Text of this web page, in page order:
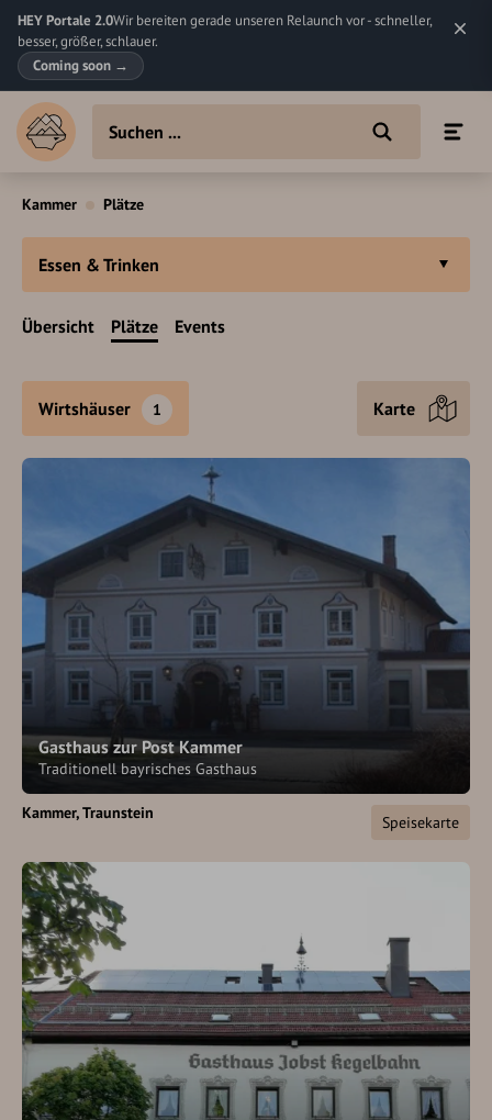
HEY Portale 2.0Wir bereiten gerade unseren Relaunch vor - schneller,
besser, größer, schlauer.
Coming soon →
Kammer Plätze
Essen & Trinken
Übersicht Plätze Events
Wirtshäuser 1 Karte
Gasthaus zur Post Kammer
Traditionell bayrisches Gasthaus
Kammer Traunstein Speisekarte